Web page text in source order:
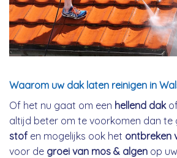
Waarom uw dak laten reinigen in
Of het nu gaat om een hellend dak
altijd beter om te voorkomen dan te
stof en mogelijks ook het ontbreken
voor de groei van mos & algen op